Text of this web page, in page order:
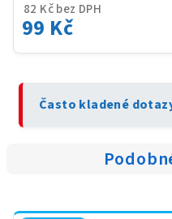
82 Kč bez DPH
99 Kč
Často kladené